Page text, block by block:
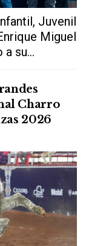
Juvenil
Miguel
su...
Charro
2026